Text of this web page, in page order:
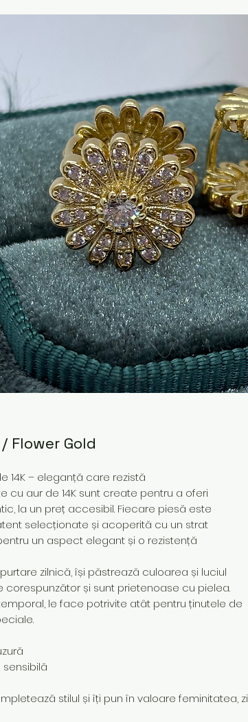
Flower Gold
14K – eleganță care rezistă
cu aur de 14K sunt create pentru a oferi
la un preț accesibil. Fiecare piesă este
selecționate și acoperită cu un strat
un aspect elegant și o rezistență
zilnică, își păstrează culoarea și luciul
corespunzător și sunt prietenoase cu pielea.
le face potrivite atât pentru ținutele de
stilul și îți pun în valoare feminitatea, zi